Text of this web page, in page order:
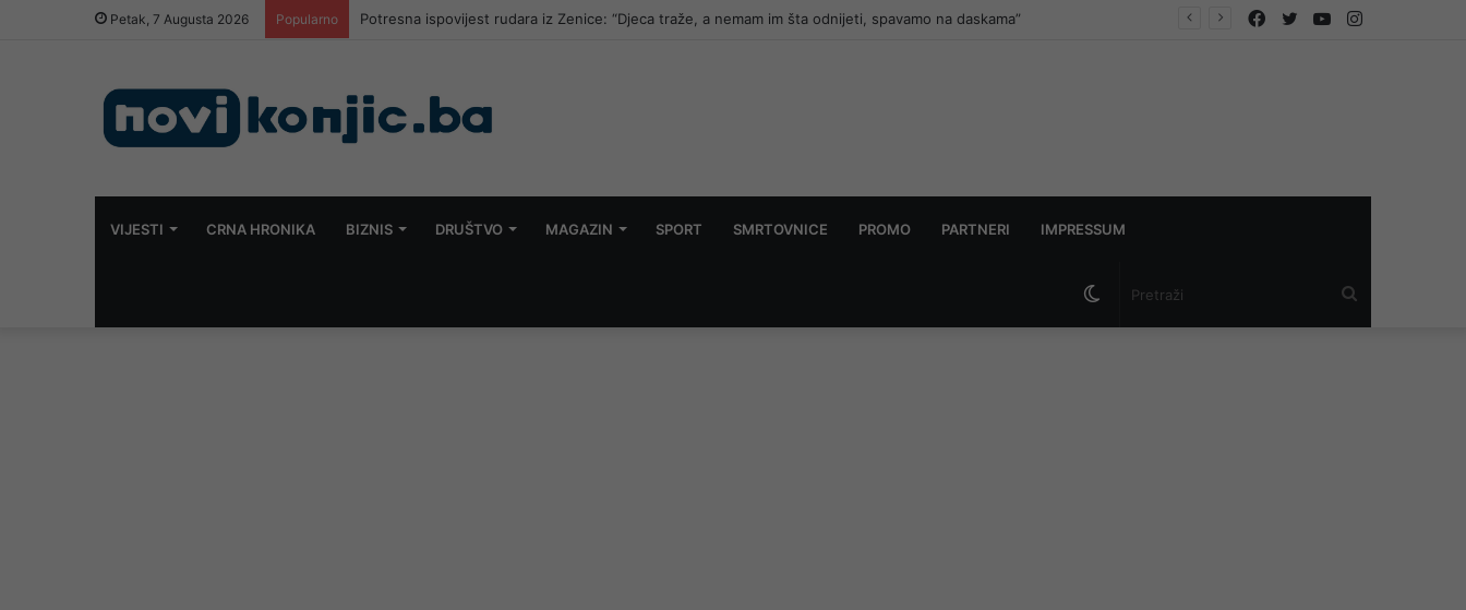
Petak, 7 Augusta 2026 Popularno Potresna ispovijest rudara iz Zenice: “Djeca traže, a nemam im šta odnijeti, spavamo na daskama” YouTube
Twitter
Facebook
VIJESTI CRNA HRONIKA BIZNIS DRUŠTVO MAGAZIN SPORT SMRTOVNICE PROMO PARTNERI IMPRESSUM
Switch